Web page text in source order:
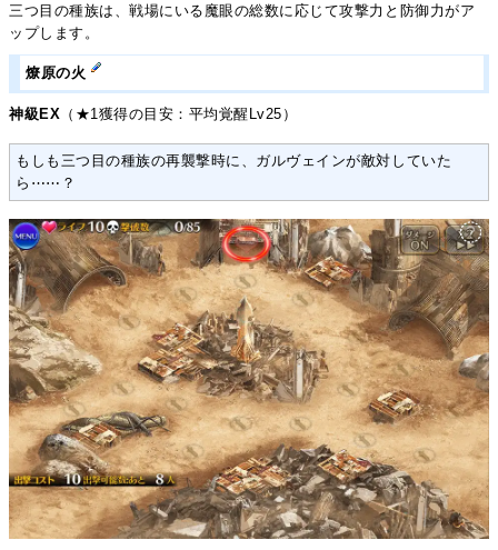
三つ目の種族は、戦場にいる魔眼の総数に応じて攻撃力と防御力がア
ップします。
燎原の火
神級EX （★1獲得の目安：平均覚醒Lv25）
もしも三つ目の種族の再襲撃時に、ガルヴェインが敵対していた
ら⋯⋯？